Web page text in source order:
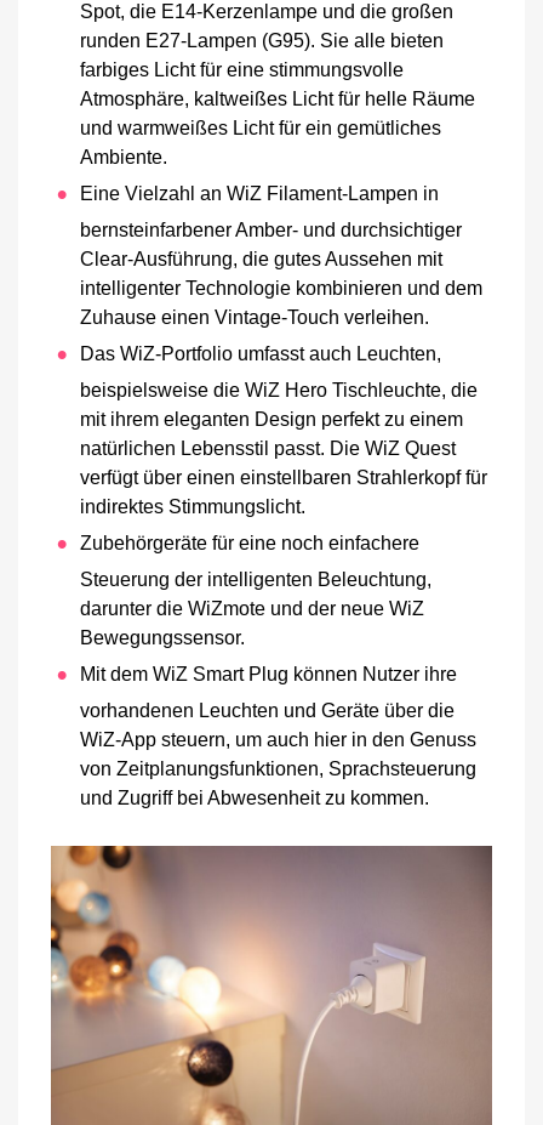
Spot, die E14-Kerzenlampe und die großen
runden E27-Lampen (G95). Sie alle bieten
farbiges Licht für eine stimmungsvolle
Atmosphäre, kaltweißes Licht für helle Räume
und warmweißes Licht für ein gemütliches
Ambiente.
Eine Vielzahl an WiZ Filament-Lampen in
bernsteinfarbener Amber- und durchsichtiger
Clear-Ausführung, die gutes Aussehen mit
intelligenter Technologie kombinieren und dem
Zuhause einen Vintage-Touch verleihen.
Das WiZ-Portfolio umfasst auch Leuchten,
beispielsweise die WiZ Hero Tischleuchte, die
mit ihrem eleganten Design perfekt zu einem
natürlichen Lebensstil passt. Die WiZ Quest
verfügt über einen einstellbaren Strahlerkopf für
indirektes Stimmungslicht.
Zubehörgeräte für eine noch einfachere
Steuerung der intelligenten Beleuchtung,
darunter die WiZmote und der neue WiZ
Bewegungssensor.
Mit dem WiZ Smart Plug können Nutzer ihre
vorhandenen Leuchten und Geräte über die
WiZ-App steuern, um auch hier in den Genuss
von Zeitplanungsfunktionen, Sprachsteuerung
und Zugriff bei Abwesenheit zu kommen.